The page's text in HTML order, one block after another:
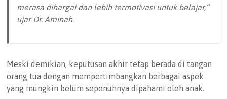
merasa dihargai dan lebih termotivasi untuk belajar,”
ujar Dr. Aminah.
Meski demikian, keputusan akhir tetap berada di tangan
orang tua dengan mempertimbangkan berbagai aspek
yang mungkin belum sepenuhnya dipahami oleh anak.